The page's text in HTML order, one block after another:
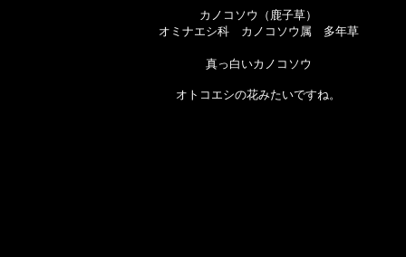
カノコソウ（鹿子草）
オミナエシ科 カノコソウ属 多年草
真っ白いカノコソウ
オトコエシの花みたいですね。